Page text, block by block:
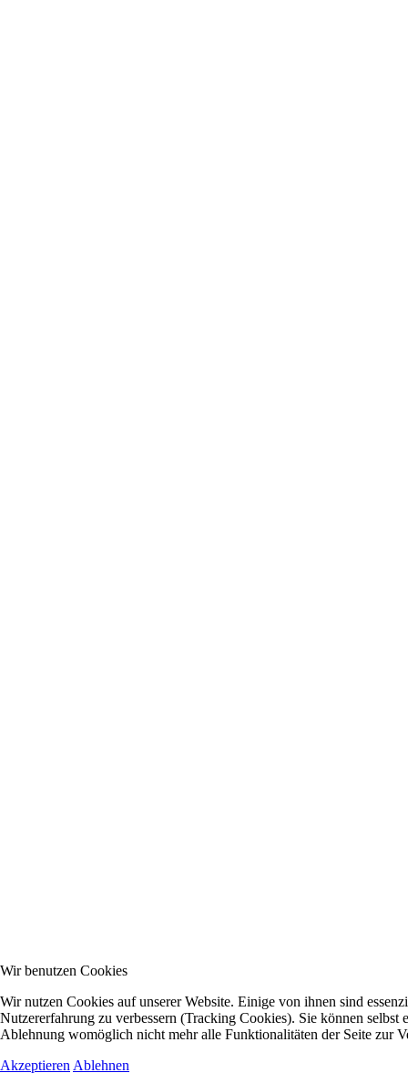
Wir benutzen Cookies
Wir nutzen Cookies auf unserer Website. Einige von ihnen sind
Nutzererfahrung zu verbessern (Tracking Cookies). Sie können selbst
Ablehnung womöglich nicht mehr alle Funktionalitäten der Seite zur
Akzeptieren Ablehnen